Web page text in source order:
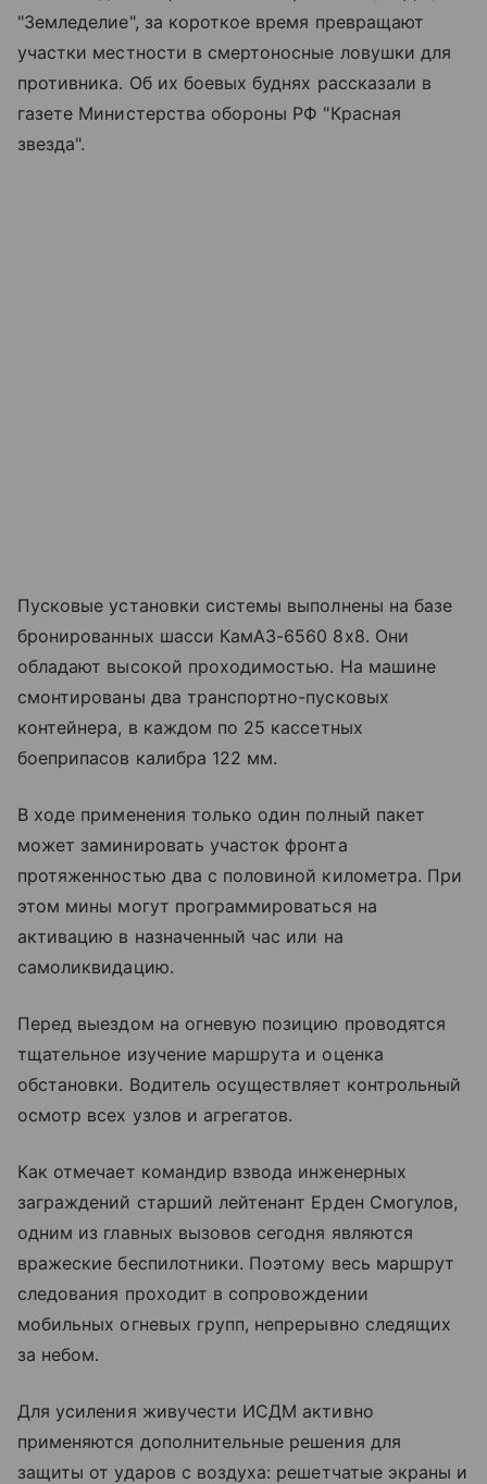
"Земледелие", за короткое время превращают
участки местности в смертоносные ловушки для
противника. Об их боевых буднях рассказали в
газете Министерства обороны РФ "Красная
звезда".
Пусковые установки системы выполнены на базе
бронированных шасси КамАЗ-6560 8х8. Они
обладают высокой проходимостью. На машине
смонтированы два транспортно-пусковых
контейнера, в каждом по 25 кассетных
боеприпасов калибра 122 мм.
В ходе применения только один полный пакет
может заминировать участок фронта
протяженностью два с половиной километра. При
этом мины могут программироваться на
активацию в назначенный час или на
самоликвидацию.
Перед выездом на огневую позицию проводятся
тщательное изучение маршрута и оценка
обстановки. Водитель осуществляет контрольный
осмотр всех узлов и агрегатов.
Как отмечает командир взвода инженерных
заграждений старший лейтенант Ерден Смогулов,
одним из главных вызовов сегодня являются
вражеские беспилотники. Поэтому весь маршрут
следования проходит в сопровождении
мобильных огневых групп, непрерывно следящих
за небом.
Для усиления живучести ИСДМ активно
применяются дополнительные решения для
защиты от ударов с воздуха: решетчатые экраны и